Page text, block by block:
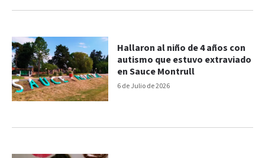
6 de Julio de 2026
Hallaron al niño de 4 años con
autismo que estuvo extraviado
en Sauce Montrull